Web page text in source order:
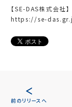
【SE-DAS株式会社】
https://se-
前のリリースへ